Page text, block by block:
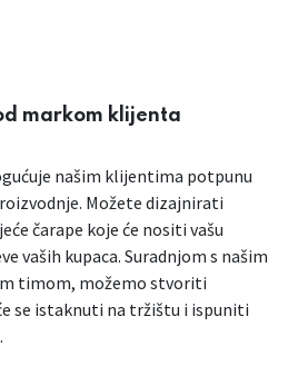
markom klijenta
našim klijentima potpunu
Možete dizajnirati
čarape koje će nositi vašu
vaših kupaca. Suradnjom s našim
timom, možemo stvoriti
se istaknuti na tržištu i ispuniti